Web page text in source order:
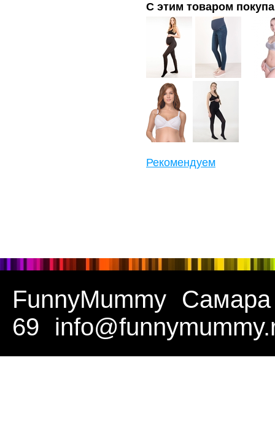
С этим товаром
Рекомендуем
FunnyMummy
Самара
69